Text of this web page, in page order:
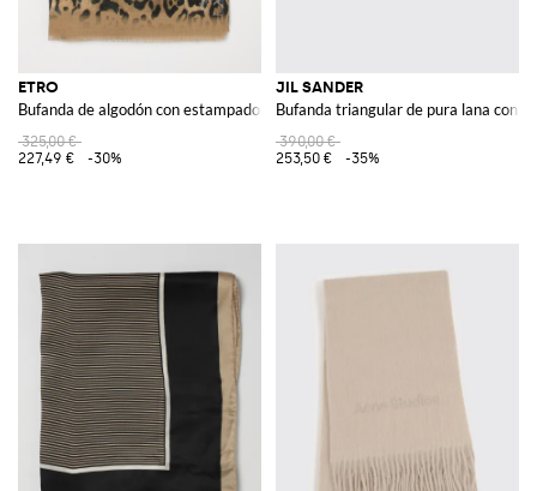
ETRO
Bufanda de algodón con estampado animal paisley
325,00 €
227,49 €
-30%
JIL SANDER
Bufanda triangular de pura lana con
390,00 €
253,50 €
-35%